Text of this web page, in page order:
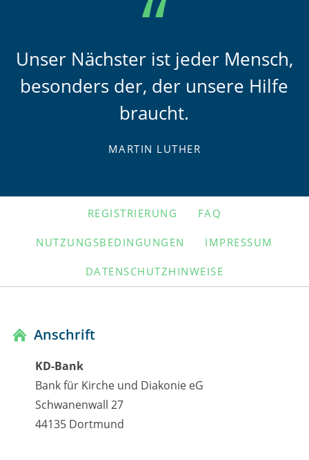
Unser Nächster ist jeder Mensch,
besonders der, der unsere Hilfe
braucht.
MARTIN LUTHER
NAVIGATION
REGISTRIERUNG FAQ
NUTZUNGSBEDINGUNGEN IMPRESSUM
DATENSCHUTZHINWEISE
Anschrift
KD-Bank
Bank für Kirche und Diakonie eG
Schwanenwall 27
44135 Dortmund